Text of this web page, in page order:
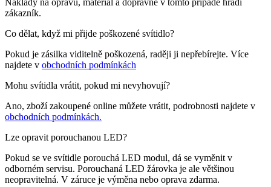
Náklady na opravu, materiál a dopravné v tomto případě hradí
zákazník.
Co dělat, když mi přijde poškozené svítidlo?
Pokud je zásilka viditelně poškozená, raději ji nepřebírejte. Více
najdete v obchodních podmínkách
Mohu svítidla vrátit, pokud mi nevyhovují?
Ano, zboží zakoupené online můžete vrátit, podrobnosti najdete v
obchodních podmínkách.
Lze opravit porouchanou LED?
Pokud se ve svítidle porouchá LED modul, dá se vyměnit v
odborném servisu. Porouchaná LED žárovka je ale většinou
neopravitelná. V záruce je výměna nebo oprava zdarma.